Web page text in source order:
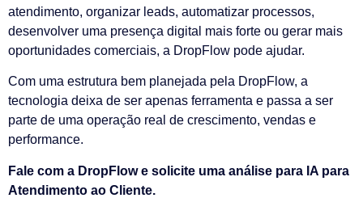
atendimento, organizar leads, automatizar processos,
desenvolver uma presença digital mais forte ou gerar mais
oportunidades comerciais, a DropFlow pode ajudar.
Com uma estrutura bem planejada pela DropFlow, a
tecnologia deixa de ser apenas ferramenta e passa a ser
parte de uma operação real de crescimento, vendas e
performance.
Fale com a DropFlow e solicite uma análise para IA para
Atendimento ao Cliente.